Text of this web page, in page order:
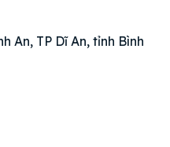
Cho thuê
An, TP Dĩ An, tỉnh Bình